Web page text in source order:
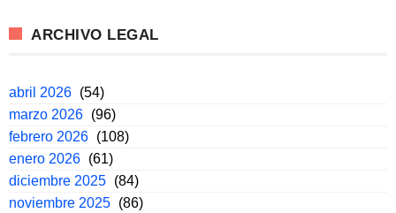
ARCHIVO LEGAL
abril 2026 (54)
marzo 2026 (96)
febrero 2026 (108)
enero 2026 (61)
diciembre 2025 (84)
noviembre 2025 (86)